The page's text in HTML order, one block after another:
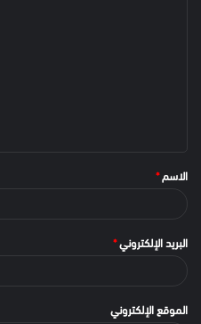
الاسم*
البريد الإلكتروني*
الموقع الإلكتروني